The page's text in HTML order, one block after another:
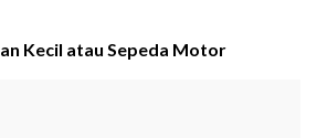
Kecil atau Sepeda Motor